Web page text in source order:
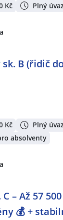
Kč Plný
B (řidič
Kč
Plný
absolventy
– Až 57
💰 +